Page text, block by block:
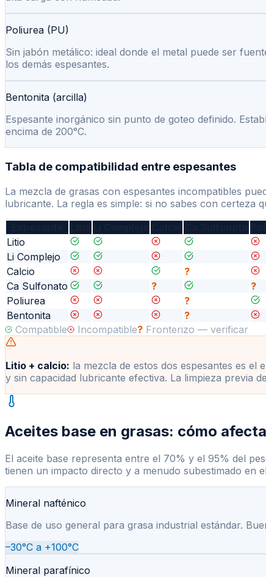
Poliurea (PU)
Sin jabón metálico: ideal donde el metal puede ser
los demás espesantes.
Bentonita (arcilla)
Espesante inorgánico sin punto de goteo definido.
encima de 200°C.
Tabla de compatibilidad entre espesantes
La mezcla de grasas con espesantes incompatibles
lubricante. La regla es simple: si no sabes con certeza
Litio
Li Complejo
Calcio
?
Ca Sulfonato
? ?
Poliurea
?
Bentonita
?
Compatible
Incompatible? Fronterizo — verificar
Litio + calcio: la mezcla de estos dos espesantes es
y sin capacidad lubricante efectiva. La limpieza previa
Aceites base en grasas: cómo
El aceite base representa entre el 70% y el 95% del
tienen un impacto directo y a menudo subestimado en
Mineral nafténico
Base de uso general para grasa industrial estándar.
–30°C a +100°C
Mineral parafínico